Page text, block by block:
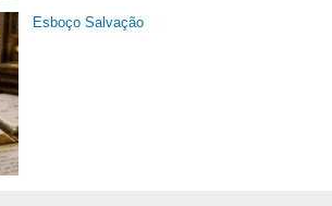
Esboço Salvação